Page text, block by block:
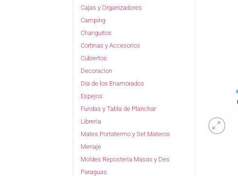
Cajas y Organizadores
Camping
Changuitos
Cortinas y Accesorios
Cubiertos
Decoracion
Dia de los Enamorados
Espejos
Fundas y Tabla de Planchar
Libreria
Mates Portatermo y Set Materos
Menaje
Moldes Reposteria Masas y Des
Paraguas